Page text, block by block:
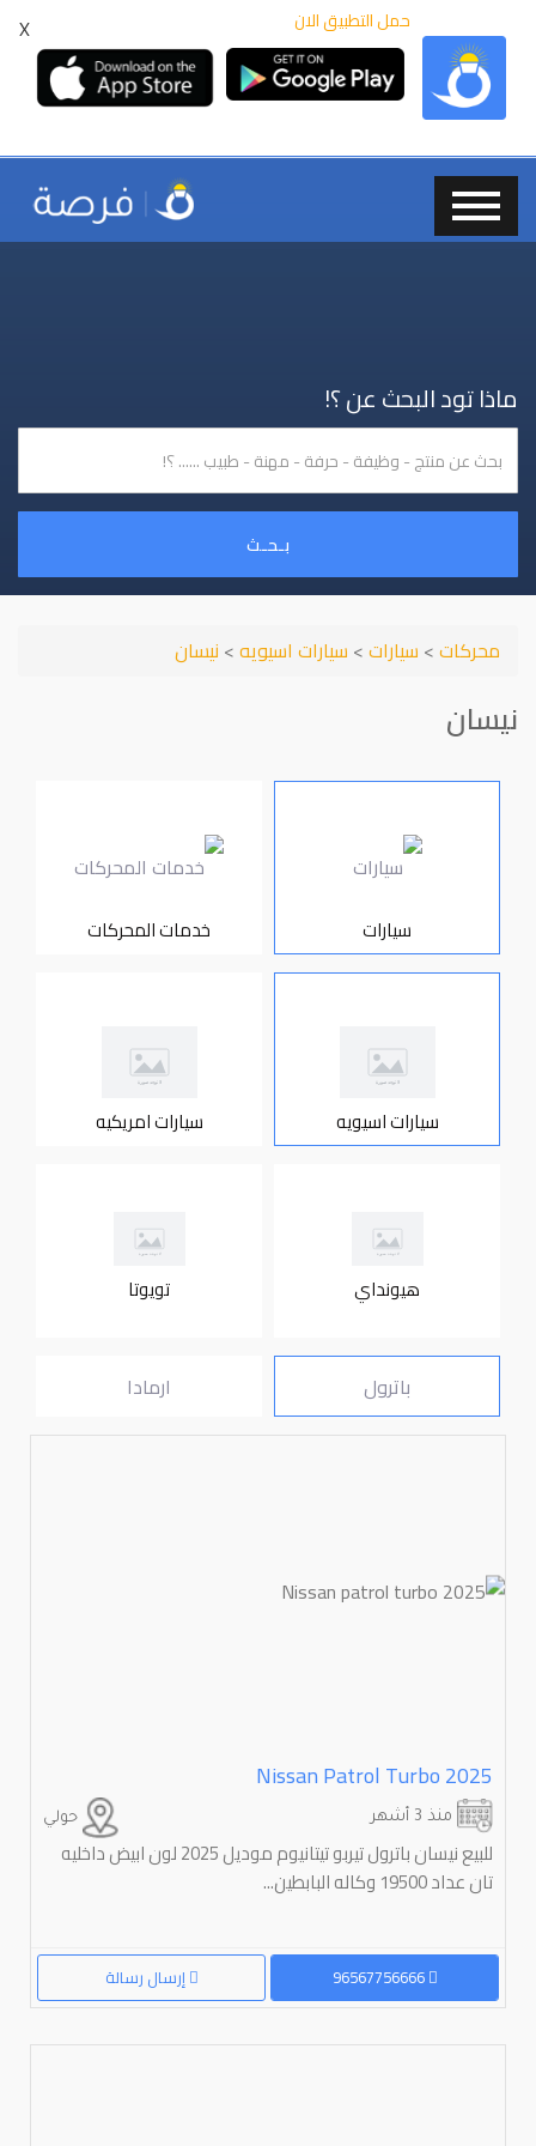
X حمل التطبيق الان
ماذا تود البحث عن ؟!
بـحـث
محركات> سيارات> سيارات اسيويه> نيسان
نيسان
سيارات خدمات المحركات
سيارات اسيويه سيارات امريكيه
هيونداي تويوتا
باترول ارمادا
Nissan Patrol Turbo 2025
حولي منذ 3 أشهر
للبیع نیسان باترول تیربو تیتانیوم مودیل 2025 لون ابیض داخلیه
تان عداد 19500 وکاله البابطین...
إرسال رسالة 96567756666